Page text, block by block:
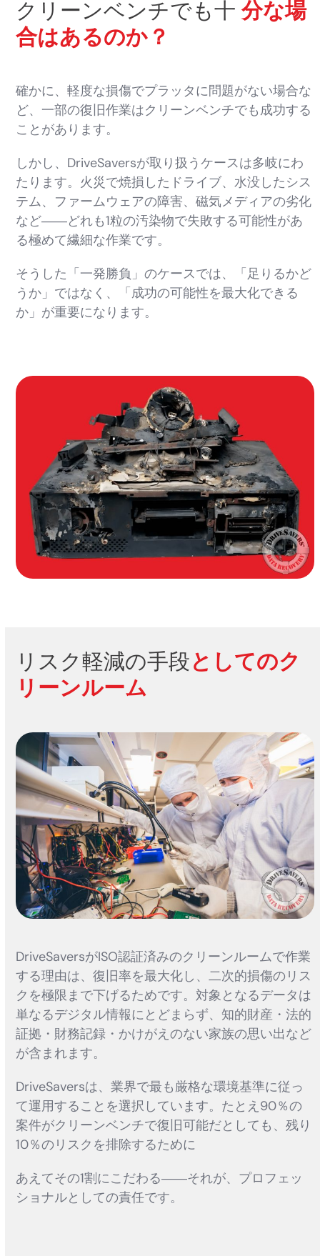
クリーンベンチでも十分な場
合はあるのか？
確かに、軽度な損傷でプラッタに問題がない場合な
ど、一部の復旧作業はクリーンベンチでも成功する
ことがあります。
しかし、DriveSaversが取り扱うケースは多岐にわ
たります。火災で焼損したドライブ、水没したシス
テム、ファームウェアの障害、磁気メディアの劣化
など――どれも1粒の汚染物で失敗する可能性があ
る極めて繊細な作業です。
そうした「一発勝負」のケースでは、「足りるかど
うか」ではなく、「成功の可能性を最大化できる
か」が重要になります。
リスク軽減の手段としてのク
リーンルーム
DriveSaversがISO認証済みのクリーンルームで作業
する理由は、復旧率を最大化し、二次的損傷のリス
クを極限まで下げるためです。対象となるデータは
単なるデジタル情報にとどまらず、知的財産・法的
証拠・財務記録・かけがえのない家族の思い出など
が含まれます。
DriveSaversは、業界で最も厳格な環境基準に従っ
て運用することを選択しています。たとえ90％の
案件がクリーンベンチで復旧可能だとしても、残り
10％のリスクを排除するために
あえてその1割にこだわる――それが、プロフェッ
ショナルとしての責任です。